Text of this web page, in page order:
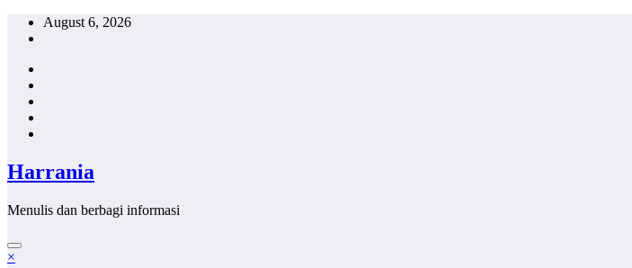
Skip
August 6, 2026
Harrania
Menulis dan berbagi informasi
×